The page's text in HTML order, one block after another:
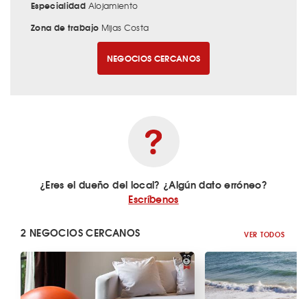
Especialidad Alojamiento
Zona de trabajo Mijas Costa
NEGOCIOS CERCANOS
¿Eres el dueño del local? ¿Algún dato erróneo?
Escríbenos
2 NEGOCIOS CERCANOS VER TODOS